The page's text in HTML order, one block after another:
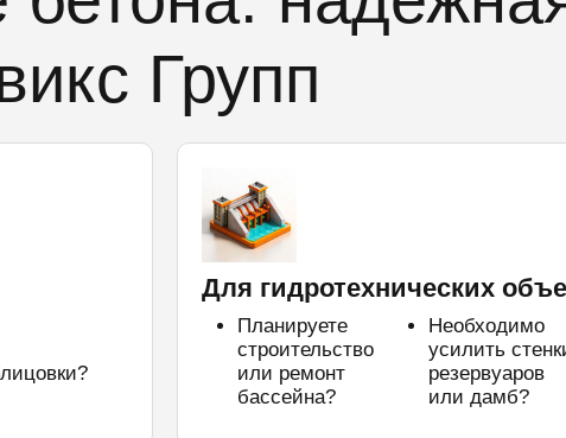
Групп
Для гидротехнических
Планируете
строительство
или ремонт
бассейна?
Необходимо
усилить
резервуаров
или дамб?